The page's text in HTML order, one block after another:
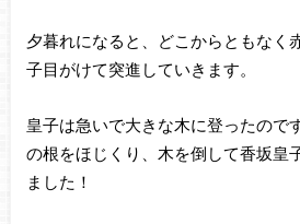
夕暮れになると、どこからともなく
子目がけて突進していきます。
皇子は急いで大きな木に登ったので
の根をほじくり、木を倒して香坂皇
ました！